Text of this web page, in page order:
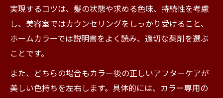
実現するコツは、髪の状態や求める色味、持続性を考慮
し、美容室ではカウンセリングをしっかり受けること、
ホームカラーでは説明書をよく読み、適切な薬剤を選ぶ
ことです。
また、どちらの場合もカラー後の正しいアフターケアが
美しい色持ちを左右します。具体的には、カラー専用の